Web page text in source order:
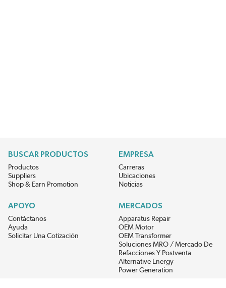
BUSCAR PRODUCTOS
Productos
Suppliers
Shop & Earn Promotion
EMPRESA
Carreras
Ubicaciones
Noticias
APOYO
Contáctanos
Ayuda
Solicitar Una Cotización
MERCADOS
Apparatus Repair
OEM Motor
OEM Transformer
Soluciones MRO / Mercado De
Refacciones Y Postventa
Alternative Energy
Power Generation